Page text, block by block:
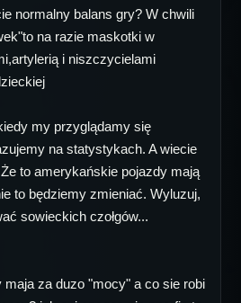
normalny balans gry? W chwili
na razie maskotki w
i niszczycielami
my przyglądamy się
na statystykach. A wiecie
to amerykańskie pojazdy mają
to będziemy zmieniać. Wyluzuj,
sowieckich czołgów...
maja za duzo "mocy" a co sie robi